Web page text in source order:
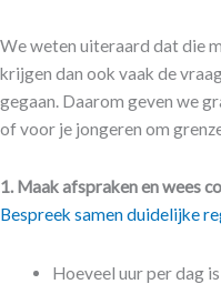
We weten uiteraard dat die
krijgen dan ook vaak de
gegaan. Daarom geven we
of voor je jongeren om
1. Maak afspraken en wees
Bespreek samen duidelijke
Hoeveel uur per dag